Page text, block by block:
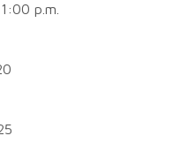
1:00 p.m.